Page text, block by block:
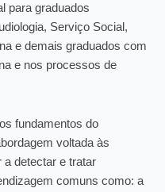
para graduados
Serviço Social,
e demais graduados com
e nos processos de
fundamentos do
voltada às
a detectar e tratar
comuns como: a